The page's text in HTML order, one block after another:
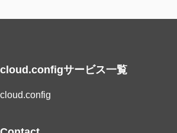
cloud.configサービス一覧
cloud.config